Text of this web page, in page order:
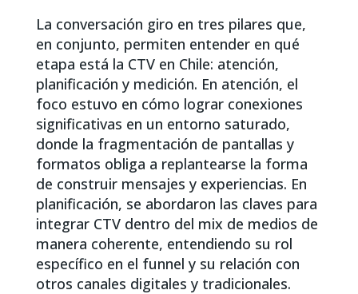
La conversación giro en tres pilares que,
en conjunto, permiten entender en qué
etapa está la CTV en Chile: atención,
planificación y medición. En atención, el
foco estuvo en cómo lograr conexiones
significativas en un entorno saturado,
donde la fragmentación de pantallas y
formatos obliga a replantearse la forma
de construir mensajes y experiencias. En
planificación, se abordaron las claves para
integrar CTV dentro del mix de medios de
manera coherente, entendiendo su rol
específico en el funnel y su relación con
otros canales digitales y tradicionales.